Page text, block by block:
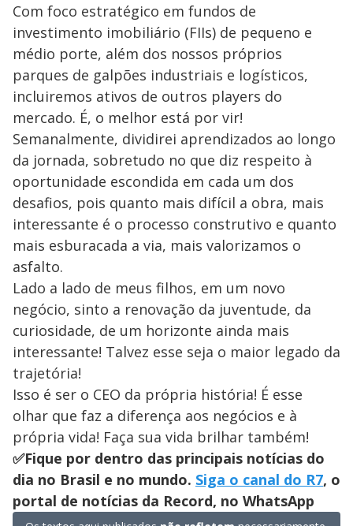
Com foco estratégico em fundos de
investimento imobiliário (FIIs) de pequeno e
médio porte, além dos nossos próprios
parques de galpões industriais e logísticos,
incluiremos ativos de outros players do
mercado. É, o melhor está por vir!
Semanalmente, dividirei aprendizados ao longo
da jornada, sobretudo no que diz respeito à
oportunidade escondida em cada um dos
desafios, pois quanto mais difícil a obra, mais
interessante é o processo construtivo e quanto
mais esburacada a via, mais valorizamos o
asfalto.
Lado a lado de meus filhos, em um novo
negócio, sinto a renovação da juventude, da
curiosidade, de um horizonte ainda mais
interessante! Talvez esse seja o maior legado da
trajetória!
Isso é ser o CEO da própria história! É esse
olhar que faz a diferença aos negócios e à
própria vida! Faça sua vida brilhar também!
✅Fique por dentro das principais notícias do
dia no Brasil e no mundo. Siga o canal do R7, o
portal de notícias da Record, no WhatsApp